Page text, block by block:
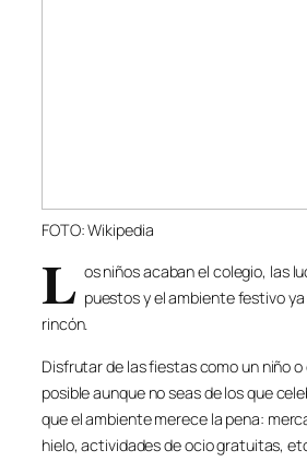
FOTO: Wikipedia
L os niños acaban el colegio, las
puestos y el ambiente festivo
rincón.
Disfrutar de las fiestas como un niño
posible aunque no seas de los que
que el ambiente merece la pena:
hielo, actividades de ocio gratuitas,